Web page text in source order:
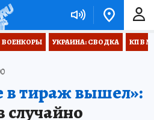
ВОЕНКОРЫ УКРАИНА: СВОДКА КП В
в тираж вышел»: